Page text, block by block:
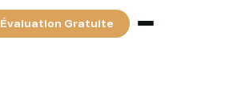
Évaluation Gratuite